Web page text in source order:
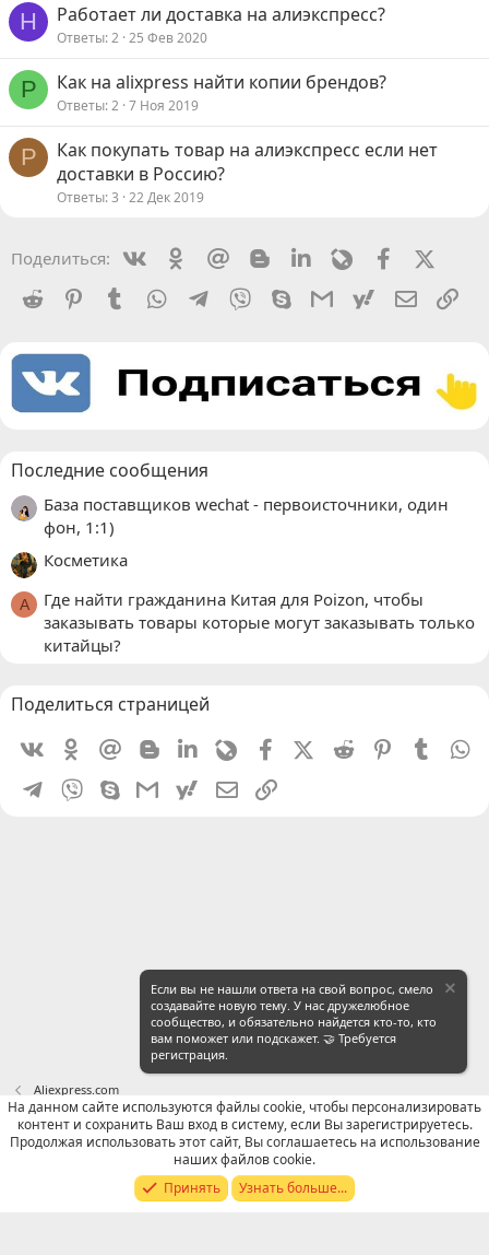
H Работает ли доставка на алиэкспресс?
Ответы 2 25 Фев 2020
Р Как на alixpress найти копии брендов?
Ответы 2 7 Ноя 2019
P
Как покупать товар на алиэкспресс если нет
доставки в Россию?
Ответы 3 22 Дек 2019
Поделиться: VkontakteOdnoklassniki
Mail.ru BloggerLinkedinLivejournalFacebook
Reddit
PinterestTumblr WhatsAppTelegram
Viber SkypeGmailyahoomail
Последние сообщения
База поставщиков wechat - первоисточники, один
фон, 1:1)
Косметика
A
Где найти гражданина Китая для Poizon, чтобы
заказывать товары которые могут заказывать только
китайцы?
Поделиться страницей
VkontakteOdnoklassniki
Mail.ru BloggerLinkedin
LivejournalFacebookX (Twitter)
Reddit PinterestTumblr
Telegram
Viber SkypeGmailyahoomailЭлектронная почта
Aliexpress.com
Russian (RU)
Условия и правила
Политика конфиденциальности
Помощь
R
S
Если вы не нашли ответа на свой вопрос, смело
создавайте новую тему. У нас дружелюбное
сообщество, и обязательно найдется кто-то, кто
вам поможет или подскажет. 🤝 Требуется
регистрация.
На данном сайте используются файлы cookie, чтобы персонализировать
контент и сохранить Ваш вход в систему, если Вы зарегистрируетесь.
Продолжая использовать этот сайт, Вы соглашаетесь на использование
наших файлов cookie.
Принять
Узнать больше...